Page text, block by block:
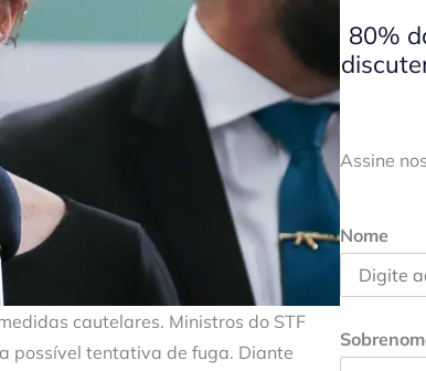
cautelares. Ministros do STF
possível tentativa de fuga. Diante
80%
Assine
Nome